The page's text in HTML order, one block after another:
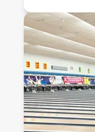
會
員
年
度
出
遊